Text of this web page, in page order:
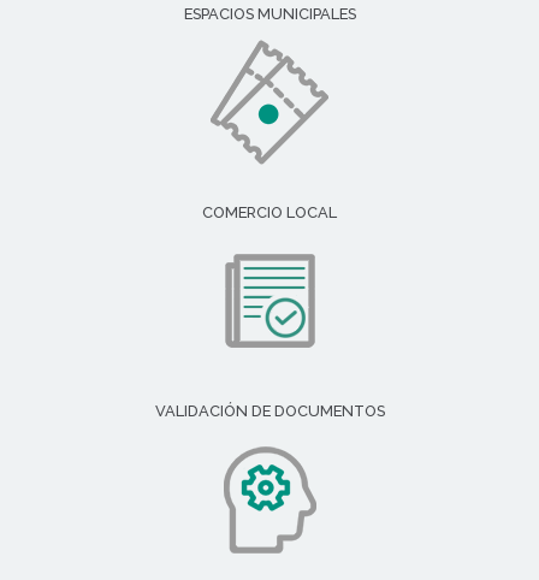
ESPACIOS MUNICIPALES
COMERCIO LOCAL
VALIDACIÓN DE DOCUMENTOS